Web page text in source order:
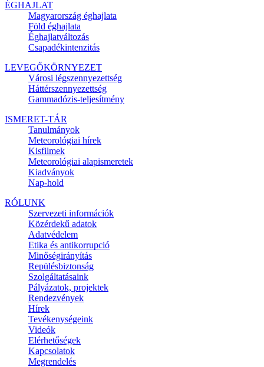
ÉGHAJLAT
Magyarország éghajlata
Föld éghajlata
Éghajlatváltozás
Csapadékintenzitás
LEVEGŐKÖRNYEZET
Városi légszennyezettség
Háttérszennyezettség
Gammadózis-teljesítmény
ISMERET-TÁR
Tanulmányok
Meteorológiai hírek
Kisfilmek
Meteorológiai alapismeretek
Kiadványok
Nap-hold
RÓLUNK
Szervezeti információk
Közérdekű adatok
Adatvédelem
Etika és antikorrupció
Minőségirányítás
Repülésbiztonság
Szolgáltatásaink
Pályázatok, projektek
Rendezvények
Hírek
Tevékenységeink
Videók
Elérhetőségek
Kapcsolatok
Megrendelés